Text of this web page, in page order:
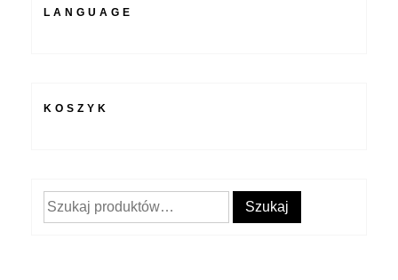
LANGUAGE
KOSZYK
Szukaj: Szukaj